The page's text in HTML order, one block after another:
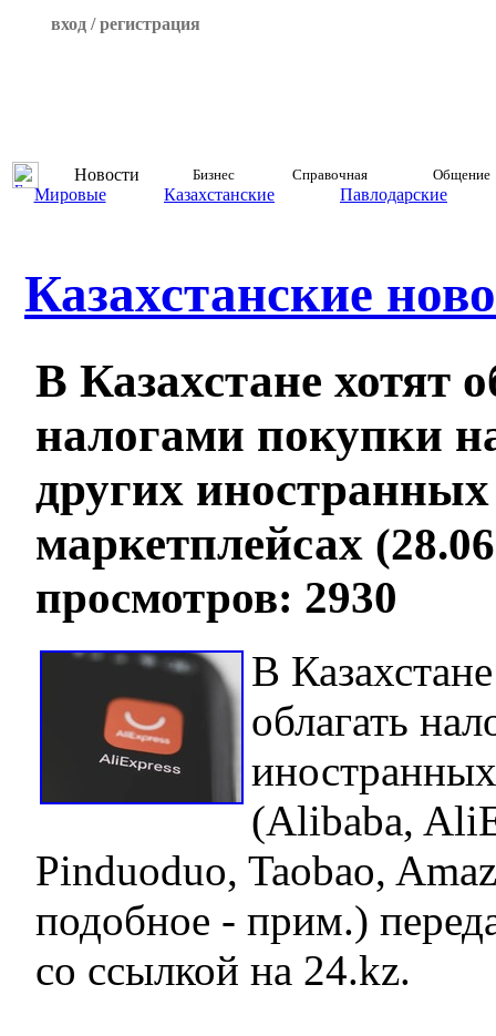
вход / регистрация
Новости Бизнес Справочная Общение
Мировые Казахстанские Павлодарские
Казахстанские
В Казахстане хотят
налогами покупки
других иностранных
маркетплейсах
просмотров: 2930
В
облагать
(Alibaba,
Pinduoduo, Taobao,
подобное - прим.)
со ссылкой на 24.kz.